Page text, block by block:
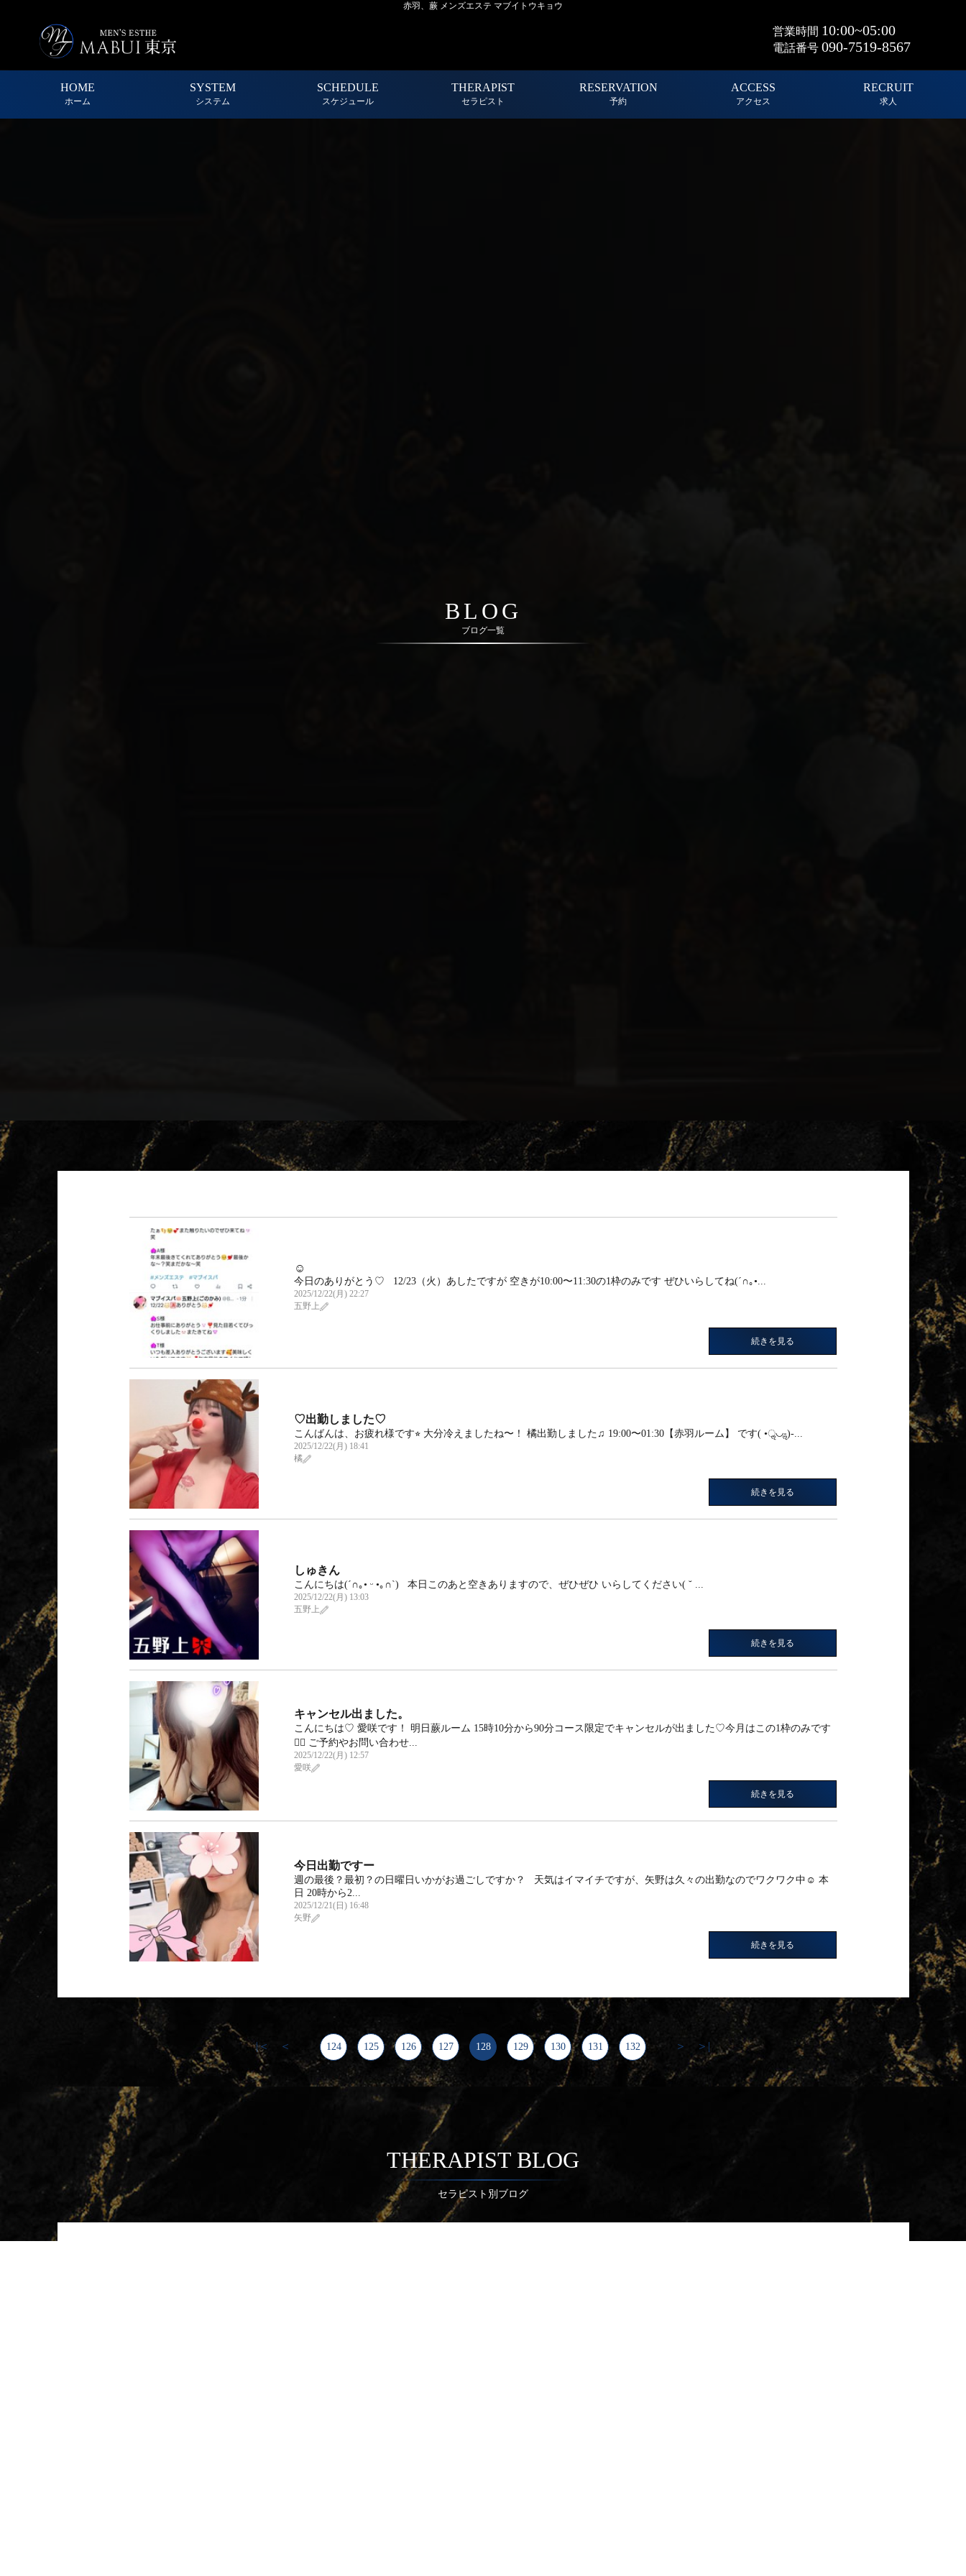
赤羽、蕨 メンズエステ マブイトウキョウ
営業時間 10:00~05:00
電話番号 090-7519-8567
HOME
ホーム
SYSTEM
システム
SCHEDULE
スケジュール
THERAPIST
セラピスト
RESERVATION
予約
ACCESS
アクセス
RECRUIT
求人
BLOG
ブログ一覧
☺️
今日のありがとう♡ 12/23（火）あしたですが 空きが10:00〜11:30の1枠のみです ぜひいらしてね(⁠´⁠∩⁠｡⁠•...
2025/12/22(月) 22:27
五野上
続きを見る
♡出勤しました♡
こんばんは、お疲れ様です⭐︎ 大分冷えましたね〜！ 橘出勤しました♫ 19:00〜01:30【赤羽ルーム】 です( •ॢ◡-ॢ)-...
2025/12/22(月) 18:41
橘
続きを見る
しゅきん
こんにちは(⁠´⁠∩⁠｡⁠•⁠ ⁠ᵕ⁠ ⁠•⁠｡⁠∩⁠`⁠) 本日このあと空きありますので、ぜひぜひ いらしてください(⁠ ⁠˘⁠ ...
2025/12/22(月) 13:03
五野上
続きを見る
キャンセル出ました。
こんにちは♡ 愛咲です！ 明日蕨ルーム 15時10分から90分コース限定でキャンセルが出ました♡今月はこの1枠のみです
🙇‍♀️ ご予約やお問い合わせ...
2025/12/22(月) 12:57
愛咲
続きを見る
今日出勤ですー
週の最後？最初？の日曜日いかがお過ごしですか？ 天気はイマイチですが、矢野は久々の出勤なのでワクワク中☺️ 本
日 20時から2...
2025/12/21(日) 16:48
矢野
続きを見る
|＜ ＜ 124 125 126 127 128 129 130 131 132 ... ＞ ＞|
THERAPIST BLOG
セラピスト別ブログ